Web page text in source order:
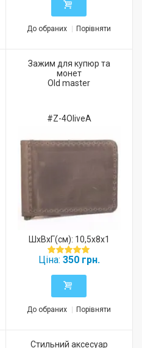
До обраних Порівняти
Зажим для купюр та
монет
Old master
#Z-4OliveA
ШхВхГ(см): 10,5x8x1
Ціна: 350 грн.
До обраних Порівняти
Стильний аксесуар